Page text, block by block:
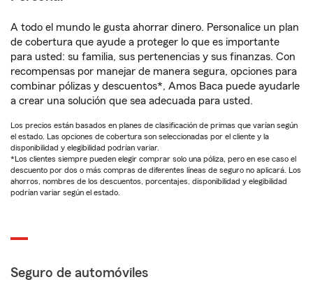
A todo el mundo le gusta ahorrar dinero. Personalice un plan
de cobertura que ayude a proteger lo que es importante
para usted: su familia, sus pertenencias y sus finanzas. Con
recompensas por manejar de manera segura, opciones para
combinar pólizas y descuentos*, Amos Baca puede ayudarle
a crear una solución que sea adecuada para usted.
Los precios están basados en planes de clasificación de primas que varían según
el estado. Las opciones de cobertura son seleccionadas por el cliente y la
disponibilidad y elegibilidad podrían variar.
*Los clientes siempre pueden elegir comprar solo una póliza, pero en ese caso el
descuento por dos o más compras de diferentes líneas de seguro no aplicará. Los
ahorros, nombres de los descuentos, porcentajes, disponibilidad y elegibilidad
podrían variar según el estado.
Seguro de automóviles